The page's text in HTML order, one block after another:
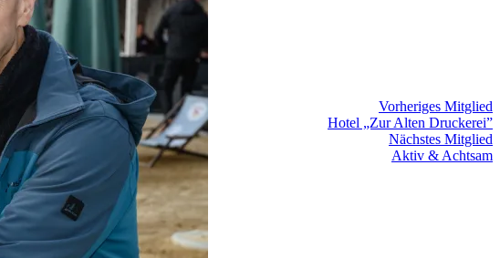
Vorheriges Mitglied
Hotel „Zur Alten Druckerei”
Nächstes Mitglied
Aktiv & Achtsam